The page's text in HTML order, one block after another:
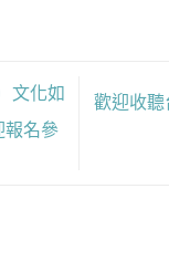
文化如
報名參
歡迎收聽